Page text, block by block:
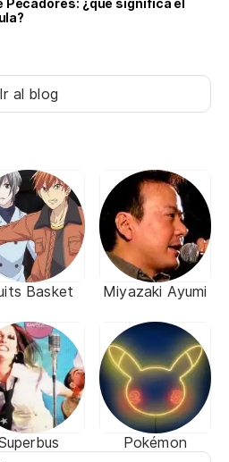
Pecadores: ¿qué significa el
Ir al blog
Basket Miyazaki Ayumi
Pokémon